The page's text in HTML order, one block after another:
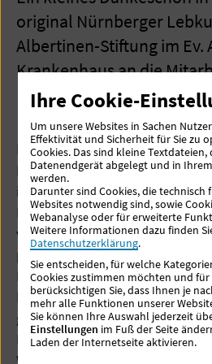
original Nürnberger
Albertinen-Stiftung im Ev.
Krankenhaus an die
Mitarbeiter zum 1. Advent
Ein kleines Dankeschön in
Nürnberger Lebkuchens hat
im Ev. Amalie Sieveking
Mitarbeiterinnen und
verteilt. Durch den immer noch
pandemiebedingten
Einrichtungen der Immanuel
Hamburg sind die Mitarbeiter
gefordert. DANKE sagen wir
Mitarbeitenden für den
Ihre Cookie-
Um unsere Websites in Sachen
Effektivität und Sicherheit für Sie zu
Cookies. Das sind kleine Textdateien,
Datenendgerät abgelegt und in
werden.
Darunter sind Cookies, die technisch
Websites notwendig sind, sowie
Webanalyse oder für erweiterte
Weitere Informationen dazu finden
Datenschutzerklärung.
Sie entscheiden, für welche
Cookies zustimmen möchten und
berücksichtigen Sie, dass Ihnen je
mehr alle Funktionen unserer
Sie können Ihre Auswahl jederzeit
Einstellungen im Fuß der Seite
Laden der Internetseite aktivieren.